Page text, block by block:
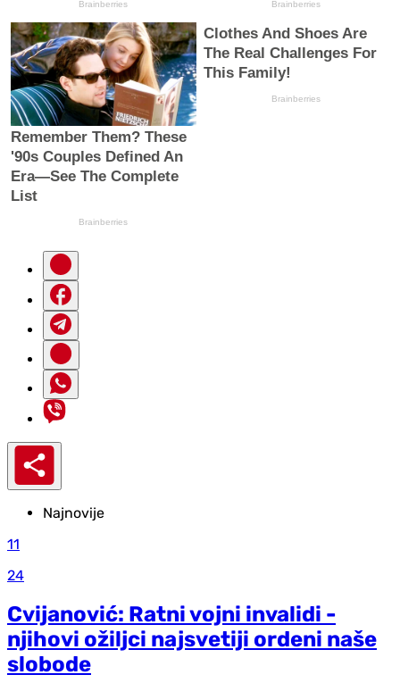
Najnovije
11
24
Cvijanović: Ratni vojni invalidi -
njihovi ožiljci najsvetiji ordeni naše
slobode